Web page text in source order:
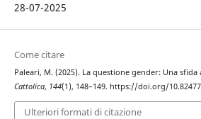
28-07-2025
Come citare
Paleari, M. (2025). La questione gender: Una
Cattolica, 144(1), 148–149. https://doi.org/
Ulteriori formati di citazione